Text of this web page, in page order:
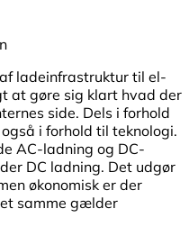
ladeinfrastruktur til el-
at gøre sig klart hvad der
side. Dels i forhold
i forhold til teknologi.
AC-ladning og DC-
DC ladning. Det udgør
økonomisk er der
samme gælder